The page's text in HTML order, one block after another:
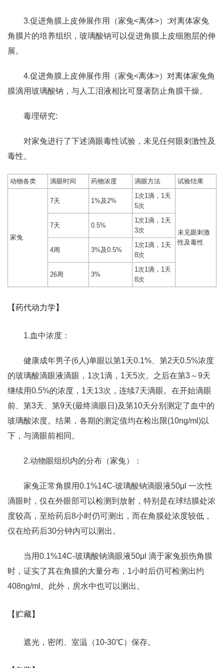
3.促进角膜上皮伸展作用（家兔<离体>）:对离体家兔
角膜片的培养组织，玻璃酸钠可以促进角膜上皮细胞层的伸
展。
4.促进角膜上皮伸展作用（家兔<离体>）对离体家兔角
膜滴用玻璃酸钠，与人工泪液相比可显著防止角膜干燥。
毒理研究:
对家兔进行了下述滴眼毒性试验，未见任何眼刺激性及
毒性。
动物各类 滴眼时间 药物浓度 滴眼方法 试验结果
家兔
7天 1%及2%
1次1滴，1天
5次
未见眼刺激
性及毒性
7天 0.5%
1次1滴，1天
3次
4周 3%及0.5%
1次1滴，1天
8次
26周 3%
1次1滴，1天
8次
【药代动力学】
1.血中浓度：
健康成年男子(6人)单眼以第1天0.1%、第2天0.5%浓度
的玻璃酸滴眼液滴眼，1次1滴，1天5次。之后在第3～9天
继续用0.5%的浓度，1天13次，连续7天滴眼。在开始滴眼
前、第3天、第9天(最终滴眼日)及第10天分别测定了血中的
玻璃酸浓度。结果，各期的测定值均在检出限(10ng/ml)以
下，与滴眼前相同。
2.动物眼组织内的分布（家兔）：
家兔正常角膜用0.1%14C-玻璃酸钠滴眼液50μl 一次性
滴眼时，仅在外眼部可以检测到放射，特别是在球结膜处浓
度较高，至给药后8小时仍可测出，而在角膜处浓度较低，
仅在给药后30分钟内可以测出。
当用0.1%14C-玻璃酸钠滴眼液50μl 滴于家兔损伤角膜
时，证实了其在角膜的大量分布，1小时后仍可检测出约
408ng/ml。此外，房水中也可以测出。
【贮藏】
遮光，密闭、室温（10-30℃）保存。